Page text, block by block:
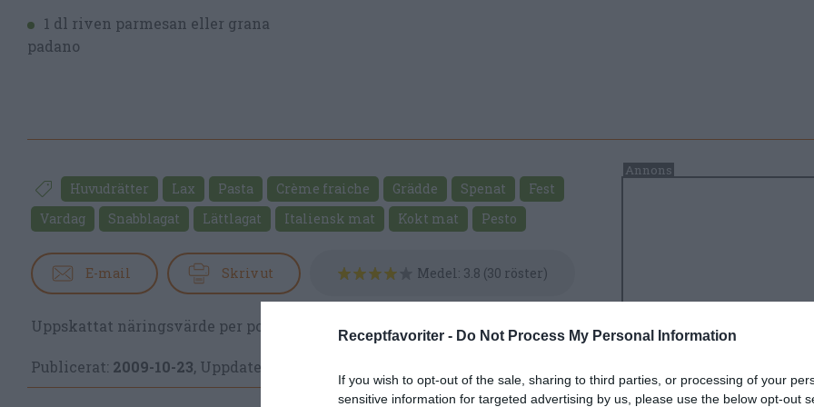
Receptfavoriter - Do Not Process My Personal Information
If you wish to opt-out of the sale, sharing to third parties, or processing of your
sensitive information for targeted advertising by us, please use the below opt-out
1 dl riven parmesan eller grana
padano
Huvudrätter Lax Pasta Crème fraiche Grädde Spenat
Fest
Vardag
Snabblagat Lättlagat Italiensk mat Kokt mat Pesto
E-mail Skriv ut Medel: 3.8 (30 röster)
Uppskattat näringsvärde per portion: 721 kcal
Publicerat: 2009-10-23, Uppdaterat: